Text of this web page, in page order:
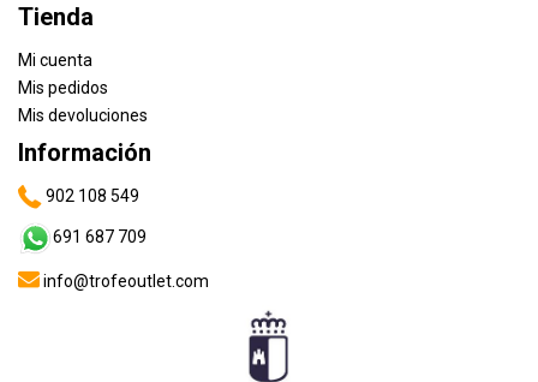
Tienda
Mi cuenta
Mis pedidos
Mis devoluciones
Información
902 108 549
691 687 709
info@trofeoutlet.com